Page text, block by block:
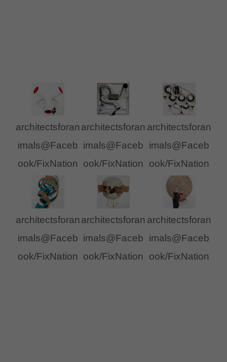
architectsforan
imals@Faceb
ook/FixNation
architectsforan
imals@Faceb
ook/FixNation
architectsforan
imals@Faceb
ook/FixNation
architectsforan
imals@Faceb
ook/FixNation
architectsforan
imals@Faceb
ook/FixNation
architectsforan
imals@Faceb
ook/FixNation